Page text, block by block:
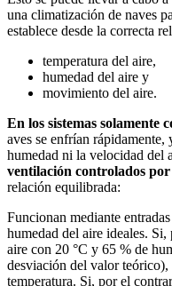
una climatización de naves
establece desde la correcta
temperatura del aire,
humedad del aire y
movimiento del aire.
En los sistemas solamente
aves se enfrían rápidamente,
humedad ni la velocidad del
ventilación controlados
relación equilibrada:
Funcionan mediante
humedad del aire ideales.
aire con 20 °C y 65 % de
desviación del valor teórico),
temperatura. Si, por el